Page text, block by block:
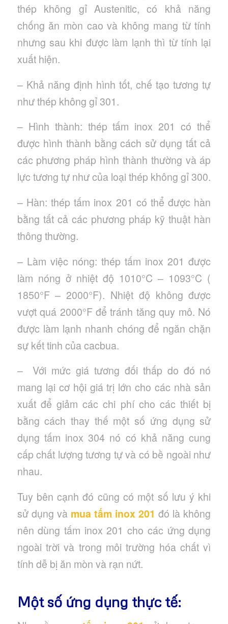
thép không gỉ Austenitic, có khả năng
chống ăn mòn cao và không mang từ tính
nhưng sau khi được làm lạnh thì từ tính lại
xuất hiện.
– Khả năng định hình tốt, chế tạo tương tự
như thép không gỉ 301.
– Hình thành: thép tấm inox 201 có thể
được hình thành bằng cách sử dụng tất cả
các phương pháp hình thành thường và áp
lực tương tự như của loại thép không gỉ 300.
– Hàn: thép tấm inox 201 có thể được hàn
bằng tất cả các phương pháp kỹ thuật hàn
thông thường.
– Làm việc nóng: thép tấm inox 201 được
làm nóng ở nhiệt độ 1010°C – 1093°C (
1850°F – 2000°F). Nhiệt độ không được
vượt quá 2000°F để tránh tăng quy mô. Nó
được làm lạnh nhanh chóng để ngăn chặn
sự kết tinh của cacbua.
– Với mức giá tương đối thấp do đó nó
mang lại cơ hội giá trị lớn cho các nhà sản
xuất để giảm các chi phí cho các thiết bị
bằng cách thay thế một số ứng dụng sử
dụng tấm inox 304 nó có khả năng cung
cấp chất lượng tương tự và có bề ngoài như
nhau.
Tuy bên cạnh đó cũng có một số lưu ý khi
sử dụng và mua tấm inox 201 đó là không
nên dùng tấm inox 201 cho các ứng dụng
ngoài trời và trong môi trường hóa chất vì
tính dễ bị ăn mòn và rạn nứt.
Một số ứng dụng thực tế: